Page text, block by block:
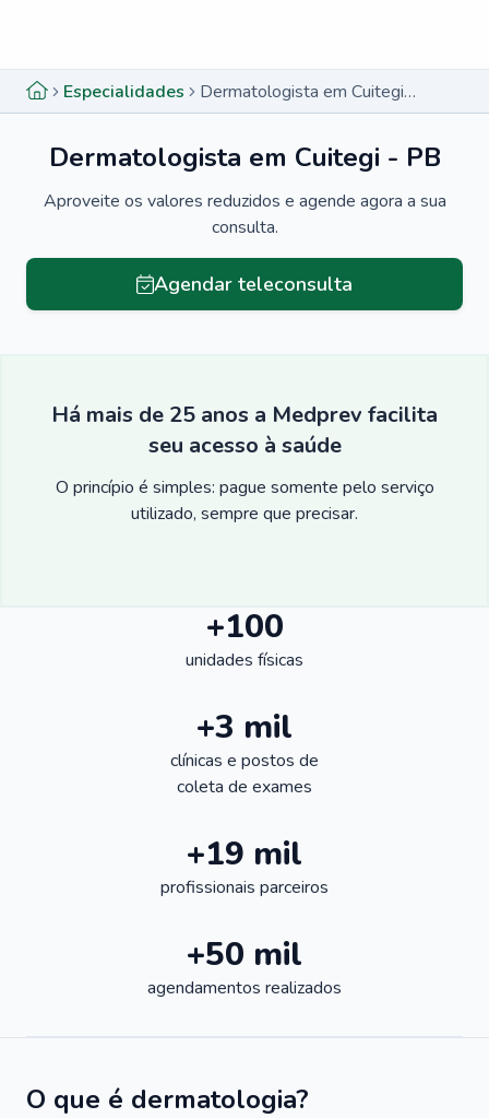
Especialidades Dermatologista em Cuitegi - PB
Dermatologista em Cuitegi - PB
Aproveite os valores reduzidos e agende agora a sua
consulta.
Agendar teleconsulta
Há mais de 25 anos a Medprev facilita
seu acesso à saúde
O princípio é simples: pague somente pelo serviço
utilizado, sempre que precisar.
+100
unidades físicas
+3 mil
clínicas e postos de
coleta de exames
+19 mil
profissionais parceiros
+50 mil
agendamentos realizados
O que é dermatologia?